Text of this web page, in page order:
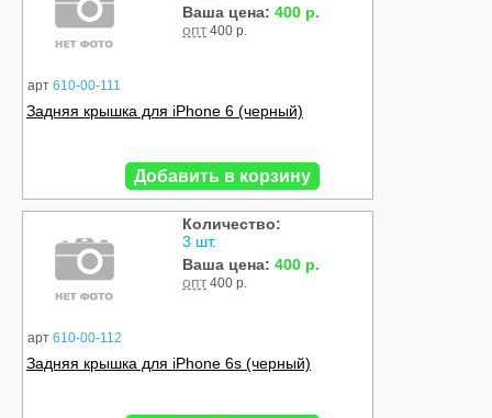
арт 610-00-111
Ваша цена: 400 р.
опт 400 р.
Задняя крышка для iPhone 6 (черный)
Добавить в корзину
арт 610-00-112
Количество:
3 шт.
Ваша цена: 400 р.
опт 400 р.
Задняя крышка для iPhone 6s (черный)